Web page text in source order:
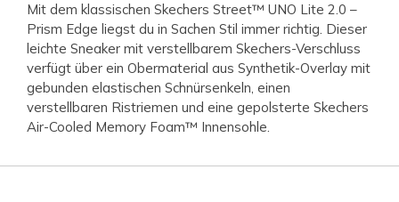
Mit dem klassischen Skechers Street™ UNO Lite 2.0 –
Prism Edge liegst du in Sachen Stil immer richtig. Dieser
leichte Sneaker mit verstellbarem Skechers-Verschluss
verfügt über ein Obermaterial aus Synthetik-Overlay mit
gebunden elastischen Schnürsenkeln, einen
verstellbaren Ristriemen und eine gepolsterte Skechers
Air-Cooled Memory Foam™ Innensohle.